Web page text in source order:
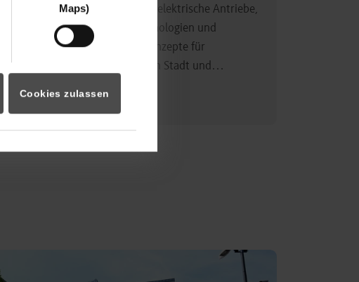
Maps)
Cookies zulassen
Im Mittelpunkt stehen elektrische Antriebe,
moderne Batterietechnologien und
innovative Fahrzeugkonzepte für
nachhaltige Mobilität in Stadt und…